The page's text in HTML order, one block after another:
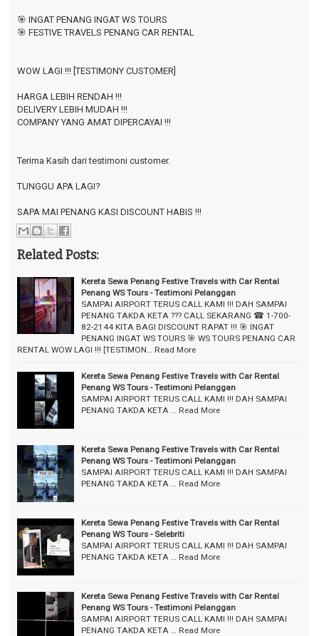
🎯 INGAT PENANG INGAT WS TOURS
🎯 FESTIVE TRAVELS PENANG CAR RENTAL
WOW LAGI !!! [TESTIMONY CUSTOMER]
HARGA LEBIH RENDAH !!!
DELIVERY LEBIH MUDAH !!!
COMPANY YANG AMAT DIPERCAYAI !!!
Terima Kasih dari testimoni customer.
TUNGGU APA LAGI?
SAPA MAI PENANG KASI DISCOUNT HABIS !!!
Related Posts:
Kereta Sewa Penang Festive Travels with Car Rental
Penang WS Tours - Testimoni Pelanggan
SAMPAI AIRPORT TERUS CALL KAMI !!! DAH SAMPAI
PENANG TAKDA KETA ??? CALL SEKARANG ☎ 1-700-
82-2144 KITA BAGI DISCOUNT RAPAT !!! 🎯 INGAT
PENANG INGAT WS TOURS 🎯 WS TOURS PENANG CAR
RENTAL WOW LAGI !!! [TESTIMON…
Read More
Kereta Sewa Penang Festive Travels with Car Rental
Penang WS Tours - Testimoni Pelanggan
SAMPAI AIRPORT TERUS CALL KAMI !!! DAH SAMPAI
PENANG TAKDA KETA …
Read More
Kereta Sewa Penang Festive Travels with Car Rental
Penang WS Tours - Testimoni Pelanggan
SAMPAI AIRPORT TERUS CALL KAMI !!! DAH SAMPAI
PENANG TAKDA KETA …
Read More
Kereta Sewa Penang Festive Travels with Car Rental
Penang WS Tours - Selebriti
SAMPAI AIRPORT TERUS CALL KAMI !!! DAH SAMPAI
PENANG TAKDA KETA …
Read More
Kereta Sewa Penang Festive Travels with Car Rental
Penang WS Tours - Testimoni Pelanggan
SAMPAI AIRPORT TERUS CALL KAMI !!! DAH SAMPAI
PENANG TAKDA KETA …
Read More